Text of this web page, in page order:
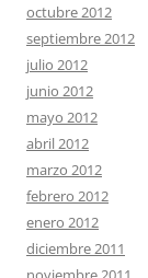
octubre 2012
septiembre 2012
julio 2012
junio 2012
mayo 2012
abril 2012
marzo 2012
febrero 2012
enero 2012
diciembre 2011